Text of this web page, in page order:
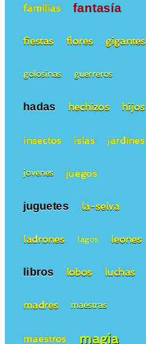
familias fantasía
fiestas flores gigantes
golosinas guerreros
hadas hechizos hijos
insectos islas jardines
jovenes juegos
juguetes la-selva
ladrones lagos leones
libros lobos luchas
madres maestras
maestros magia